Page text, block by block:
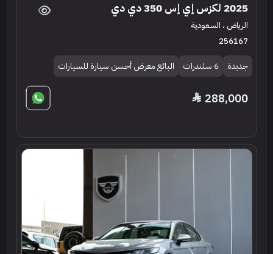
2025 لكزس إي إس 350 دي دي
الرياض ، السعودية
256167
جديدة 6 سلندرات البائع معرض أحسن سيارة للسيارات
288,000